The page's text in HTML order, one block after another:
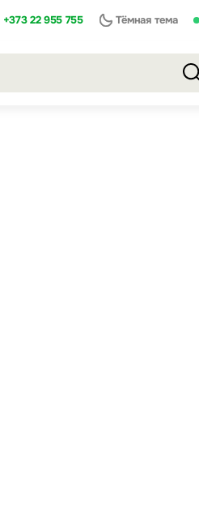
+373 22 955 755 Тёмная тема